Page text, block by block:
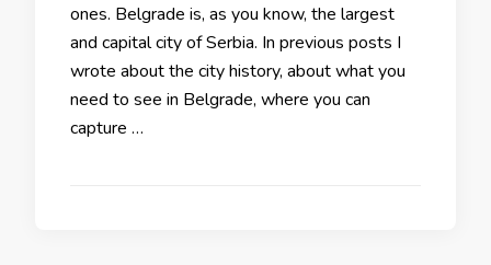
ones. Belgrade is, as you know, the largest
and capital city of Serbia. In previous posts I
wrote about the city history, about what you
need to see in Belgrade, where you can
capture …